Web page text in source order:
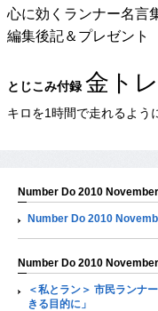
心に効くランナー名言
編集後記＆プレゼント
とじこみ付録 金トレ
キロを1時間で走れるよう
Number Do 2010
Number Do 2010
Number Do 2010
＜私とラン＞ 市民ランナ
きる目的に」